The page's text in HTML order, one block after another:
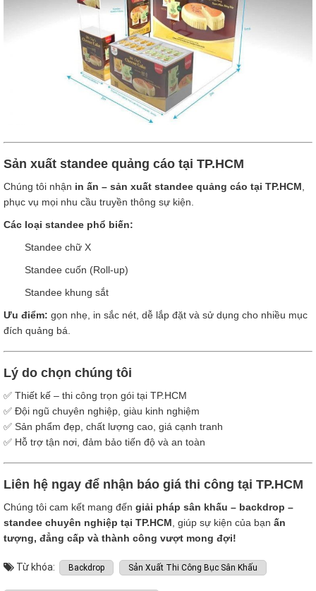
Sản xuất standee quảng cáo tại TP.HCM
Chúng tôi nhận in ấn – sản xuất standee quảng cáo tại TP.HCM
phục vụ mọi nhu cầu truyền thông sự kiện.
Các loại standee phổ biến:
Standee chữ X
Standee cuốn (Roll-up)
Standee khung sắt
Ưu điểm: gọn nhẹ, in sắc nét, dễ lắp đặt và sử dụng cho nhiều mục
đích quảng bá.
Lý do chọn chúng tôi
✅ Thiết kế – thi công trọn gói tại TP.HCM
✅ Đội ngũ chuyên nghiệp, giàu kinh nghiệm
✅ Sản phẩm đẹp, chất lượng cao, giá cạnh tranh
✅ Hỗ trợ tận nơi, đảm bảo tiến độ và an toàn
Liên hệ ngay để nhận báo giá thi công tại TP.HCM
Chúng tôi cam kết mang đến giải pháp sân khấu – backdrop –
standee chuyên nghiệp tại TP.HCM , giúp sự kiện của bạn ấn
tượng, đẳng cấp và thành công vượt mong đợi!
Từ khóa: Backdrop Sản Xuất Thi Công Bục Sân Khấu